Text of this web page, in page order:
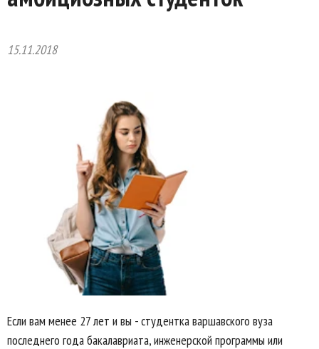
15.11.2018
Если вам менее 27 лет и вы - студентка варшавского вуза
последнего года бакалавриата, инженерской программы или